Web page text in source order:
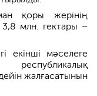
қоры жерінің
млн. гектары –
екінші мәселеге
жалғасатынын